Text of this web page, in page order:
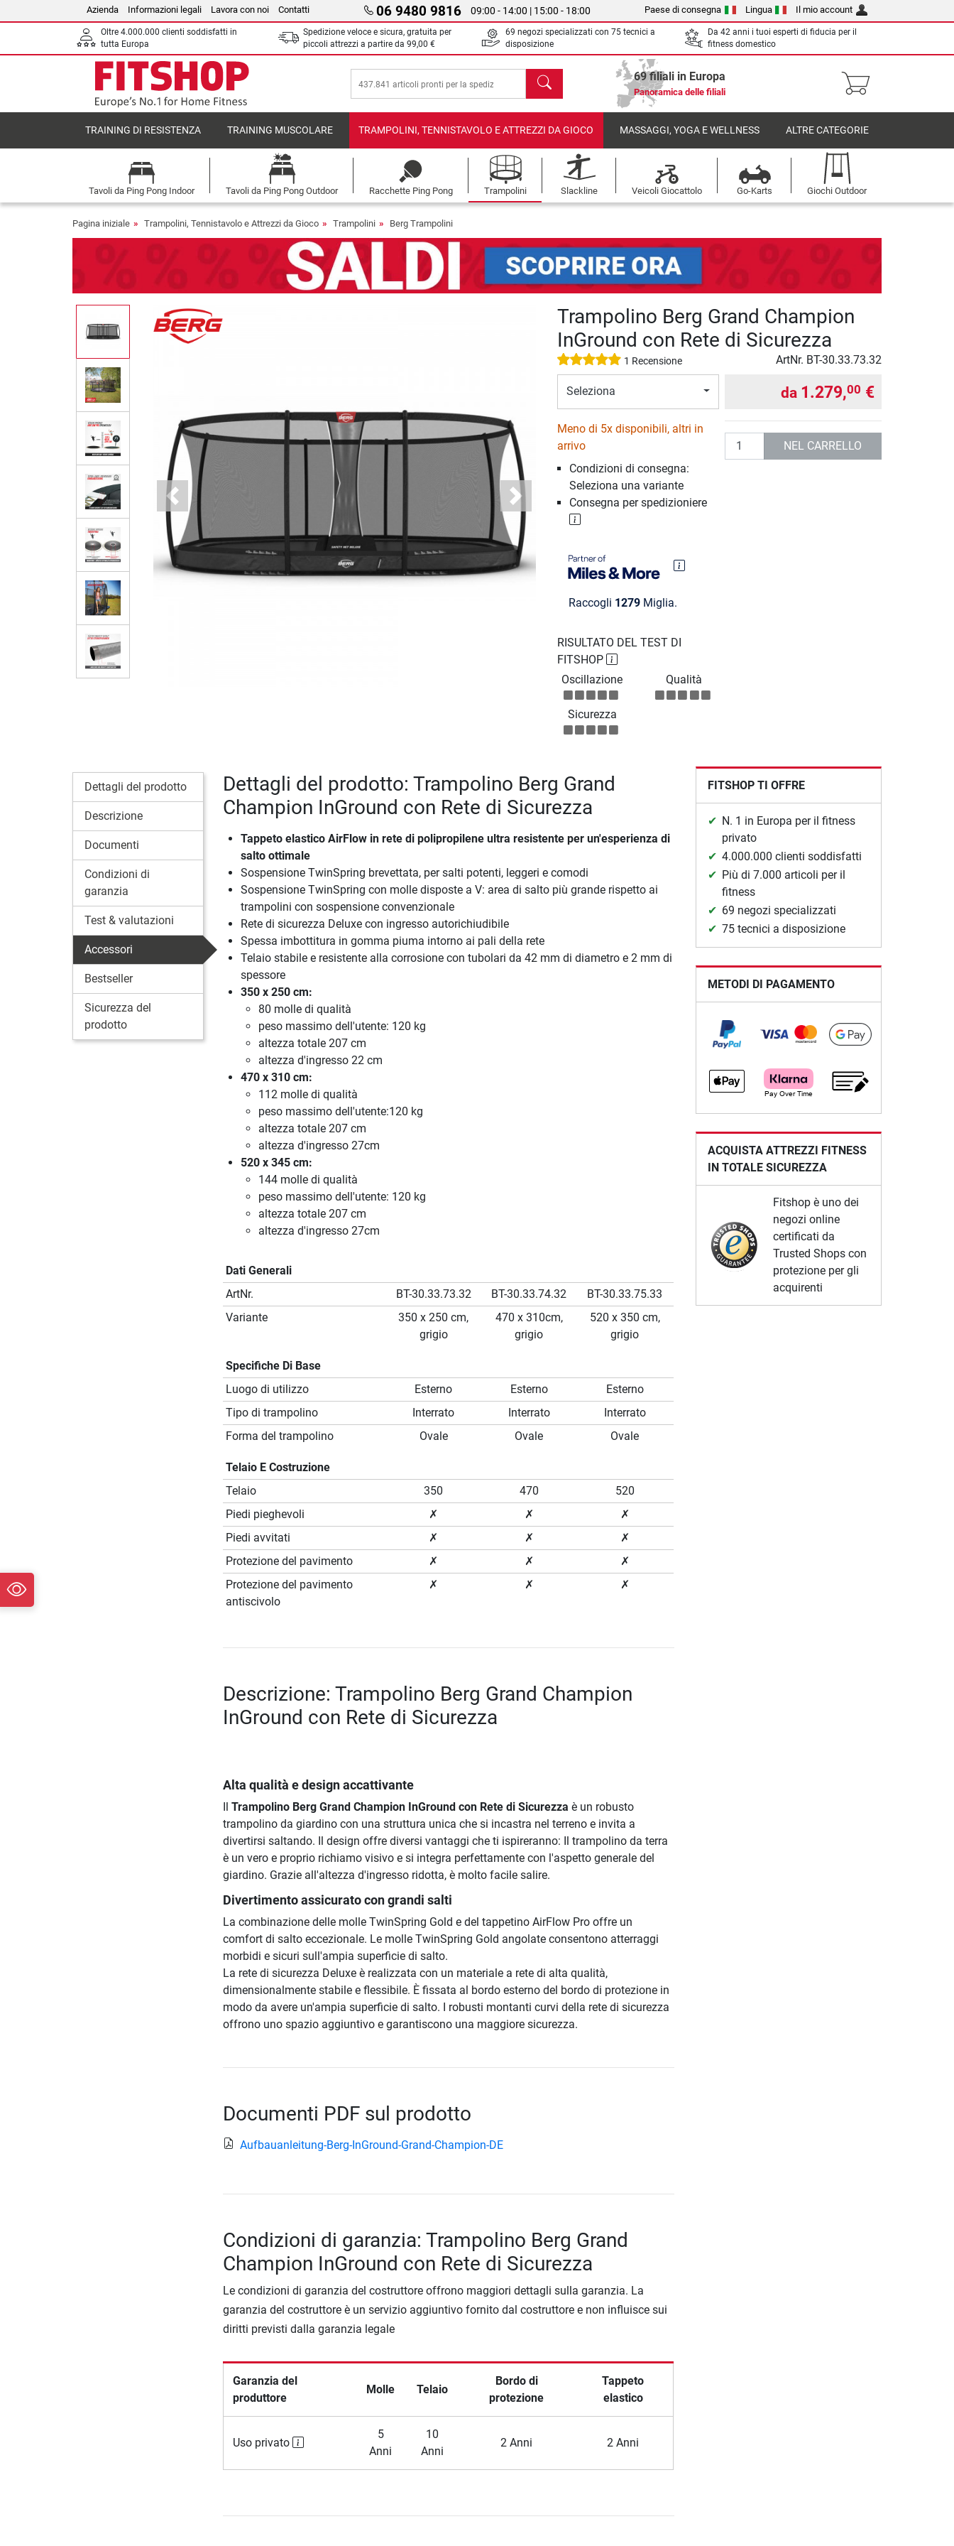
Azienda Informazioni legali Lavora con noi Contatti 06 9480 9816 09:00 - 14:00 | 15:00 - 18:00 Paese di consegna Lingua Il mio account
Oltre 4.000.000 clienti soddisfatti in
tutta Europa
Spedizione veloce e sicura, gratuita per
piccoli attrezzi a partire da 99,00 €
69 negozi specializzati con 75 tecnici a
disposizione
Da 42 anni i tuoi esperti di fiducia per il
fitness domestico
Cerca 69 filiali in Europa
Panoramica delle filiali
TRAINING DI RESISTENZA TRAINING MUSCOLARE TRAMPOLINI, TENNISTAVOLO E ATTREZZI DA GIOCO MASSAGGI, YOGA E WELLNESS ALTRE CATEGORIE
Tavoli da Ping Pong Indoor Tavoli da Ping Pong Outdoor Racchette Ping Pong Trampolini Slackline Veicoli Giocattolo Go-Karts Giochi Outdoor
Pagina iniziale Trampolini, Tennistavolo e Attrezzi da Gioco Trampolini Berg Trampolini
Previous Next
Trampolino Berg Grand Champion
InGround con Rete di Sicurezza
1 Recensione ArtNr. BT-30.33.73.32
Seleziona
Meno di 5x disponibili, altri in
arrivo
Condizioni di consegna:
Seleziona una variante
Consegna per spedizioniere
Raccogli 1279Miglia.
da 1.279,00 €
Quantità NEL CARRELLO
RISULTATO DEL TEST DI
FITSHOP
Oscillazione
Qualità
Sicurezza
Dettagli del prodotto
Descrizione
Documenti
Condizioni di
garanzia
Test & valutazioni
Accessori
Bestseller
Sicurezza del
prodotto
Dettagli del prodotto: Trampolino Berg Grand
Champion InGround con Rete di Sicurezza
Tappeto elastico AirFlow in rete di polipropilene ultra resistente per un'esperienza di
salto ottimale
Sospensione TwinSpring brevettata, per salti potenti, leggeri e comodi
Sospensione TwinSpring con molle disposte a V: area di salto più grande rispetto ai
trampolini con sospensione convenzionale
Rete di sicurezza Deluxe con ingresso autorichiudibile
Spessa imbottitura in gomma piuma intorno ai pali della rete
Telaio stabile e resistente alla corrosione con tubolari da 42 mm di diametro e 2 mm di
spessore
350 x 250 cm:
80 molle di qualità
peso massimo dell'utente: 120 kg
altezza totale 207 cm
altezza d'ingresso 22 cm
470 x 310 cm:
112 molle di qualità
peso massimo dell'utente:120 kg
altezza totale 207 cm
altezza d'ingresso 27cm
520 x 345 cm:
144 molle di qualità
peso massimo dell'utente: 120 kg
altezza totale 207 cm
altezza d'ingresso 27cm
Dati Generali
ArtNr.
BT-30.33.73.32 BT-30.33.74.32
BT-30.33.75.33
Variante
350 x 250 cm,
grigio
470 x 310cm,
grigio
520 x 350 cm,
grigio
Specifiche Di Base
Luogo di utilizzo
Esterno Esterno
Esterno
Tipo di trampolino
Interrato Interrato
Interrato
Forma del trampolino
Ovale Ovale Ovale
Telaio E Costruzione
Telaio
350 470
520
Piedi pieghevoli
✗ ✗
✗
Piedi avvitati
✗ ✗
✗
Protezione del pavimento
✗ ✗
✗
Protezione del pavimento
antiscivolo
✗ ✗ ✗
Descrizione: Trampolino Berg Grand Champion
InGround con Rete di Sicurezza
Alta qualità e design accattivante
Il Trampolino Berg Grand Champion InGround con Rete di Sicurezza è un robusto
trampolino da giardino con una struttura unica che si incastra nel terreno e invita a
divertirsi saltando. Il design offre diversi vantaggi che ti ispireranno: Il trampolino da terra
è un vero e proprio richiamo visivo e si integra perfettamente con l'aspetto generale del
giardino. Grazie all'altezza d'ingresso ridotta, è molto facile salire.
Divertimento assicurato con grandi salti
La combinazione delle molle TwinSpring Gold e del tappetino AirFlow Pro offre un
comfort di salto eccezionale. Le molle TwinSpring Gold angolate consentono atterraggi
morbidi e sicuri sull'ampia superficie di salto.
La rete di sicurezza Deluxe è realizzata con un materiale a rete di alta qualità,
dimensionalmente stabile e flessibile. È fissata al bordo esterno del bordo di protezione in
modo da avere un'ampia superficie di salto. I robusti montanti curvi della rete di sicurezza
offrono uno spazio aggiuntivo e garantiscono una maggiore sicurezza.
Documenti PDF sul prodotto
Aufbauanleitung-Berg-InGround-Grand-Champion-DE
Condizioni di garanzia: Trampolino Berg Grand
Champion InGround con Rete di Sicurezza
Le condizioni di garanzia del costruttore offrono maggiori dettagli sulla garanzia. La
garanzia del costruttore è un servizio aggiuntivo fornito dal costruttore e non influisce sui
diritti previsti dalla garanzia legale
Garanzia del
produttore
Molle Telaio
Bordo di
protezione
Tappeto
elastico
Uso privato
5
Anni
10
Anni
2 Anni 2 Anni
FITSHOP TI OFFRE
N. 1 in Europa per il fitness
privato
4.000.000 clienti soddisfatti
Più di 7.000 articoli per il
fitness
69 negozi specializzati
75 tecnici a disposizione
METODI DI PAGAMENTO
ACQUISTA ATTREZZI FITNESS
IN TOTALE SICUREZZA
Fitshop è uno dei
negozi online
certificati da
Trusted Shops con
protezione per gli
acquirenti